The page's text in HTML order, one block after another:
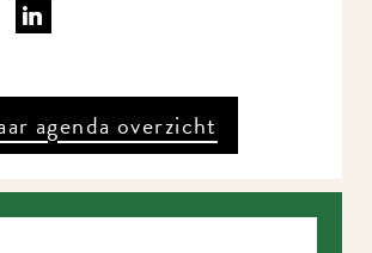
agenda overzicht